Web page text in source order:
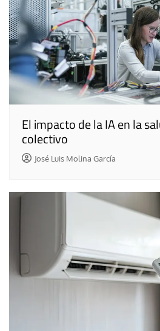
El impacto de la IA en la
colectivo
José Luis Molina García